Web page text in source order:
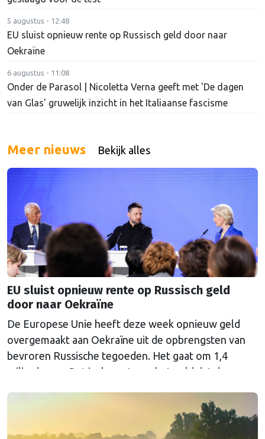
5 augustus - 12:48
EU sluist opnieuw rente op Russisch geld door naar
Oekraïne
6 augustus - 11:08
Onder de Parasol | Nicoletta Verna geeft met 'De dagen
van Glas' gruwelijk inzicht in het Italiaanse fascisme
Meer nieuws Bekijk alles
EU sluist opnieuw rente op Russisch geld
door naar Oekraïne
De Europese Unie heeft deze week opnieuw geld
overgemaakt aan Oekraïne uit de opbrengsten van
bevroren Russische tegoeden. Het gaat om 1,4
miljard euro. Dat is de rente op het geld dat de
Euroclear parkeerde. De EU bevroor dat geld na de
Continued